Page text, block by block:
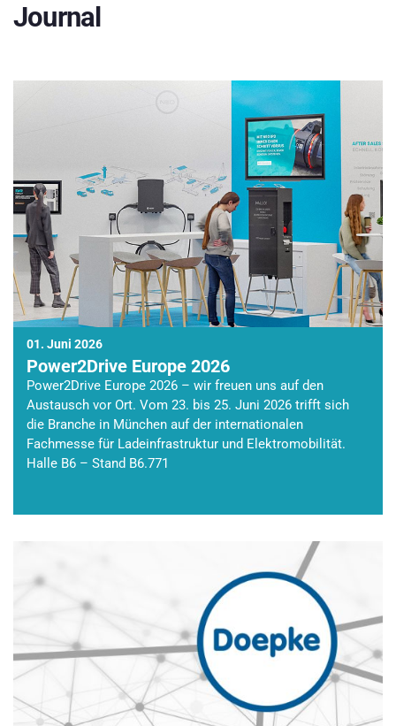
Journal
01. Juni 2026
Power2Drive Europe 2026
Power2Drive Europe 2026 – wir freuen uns auf den
Austausch vor Ort. Vom 23. bis 25. Juni 2026 trifft sich
die Branche in München auf der internationalen
Fachmesse für Ladeinfrastruktur und Elektromobilität.
Halle B6 – Stand B6.771